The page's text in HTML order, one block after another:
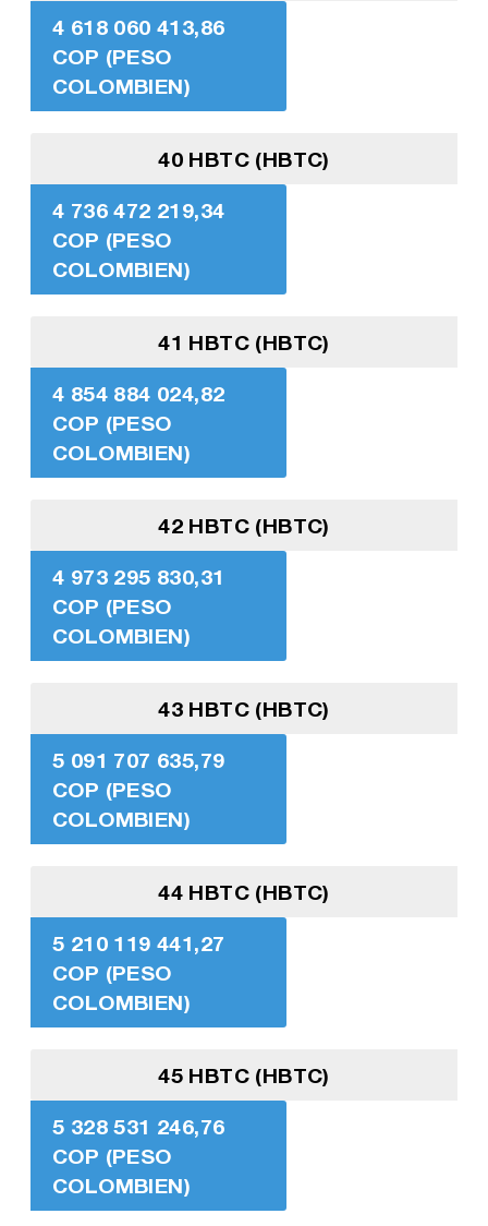
4 618 060 413,86
COP (PESO
COLOMBIEN)
40 HBTC (HBTC)
4 736 472 219,34
COP (PESO
COLOMBIEN)
41 HBTC (HBTC)
4 854 884 024,82
COP (PESO
COLOMBIEN)
42 HBTC (HBTC)
4 973 295 830,31
COP (PESO
COLOMBIEN)
43 HBTC (HBTC)
5 091 707 635,79
COP (PESO
COLOMBIEN)
44 HBTC (HBTC)
5 210 119 441,27
COP (PESO
COLOMBIEN)
45 HBTC (HBTC)
5 328 531 246,76
COP (PESO
COLOMBIEN)